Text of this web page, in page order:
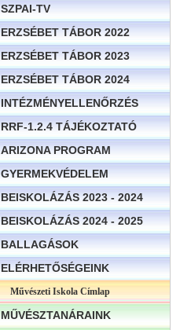
SZPAI-TV
ERZSÉBET TÁBOR 2022
ERZSÉBET TÁBOR 2023
ERZSÉBET TÁBOR 2024
INTÉZMÉNYELLENŐRZÉS
RRF-1.2.4 TÁJÉKOZTATÓ
ARIZONA PROGRAM
GYERMEKVÉDELEM
BEISKOLÁZÁS 2023 - 2024
BEISKOLÁZÁS 2024 - 2025
BALLAGÁSOK
ELÉRHETŐSÉGEINK
Művészeti Iskola Címlap
MŰVÉSZTANÁRAINK